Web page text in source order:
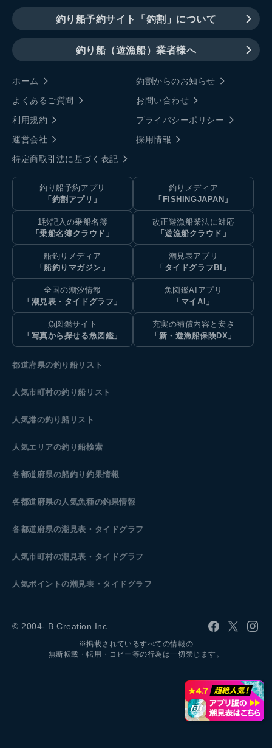
釣り船予約サイト「釣割」について
釣り船（遊漁船）業者様へ
ホーム
釣割からのお知らせ
よくあるご質問
お問い合わせ
利用規約
プライバシーポリシー
運営会社
採用情報
特定商取引法に基づく表記
釣り船予約アプリ
「釣割アプリ」
釣りメディア
「FISHINGJAPAN」
1秒記入の乗船名簿
「乗船名簿クラウド」
改正遊漁船業法に対応
「遊漁船クラウド」
船釣りメディア
「船釣りマガジン」
潮見表アプリ
「タイドグラフBI」
全国の潮汐情報
「潮見表・タイドグラフ」
魚図鑑AIアプリ
「マイAI」
魚図鑑サイト
「写真から探せる魚図鑑」
充実の補償内容と安さ
「新・遊漁船保険DX」
都道府県の釣り船リスト
人気市町村の釣り船リスト
人気港の釣り船リスト
人気エリアの釣り船検索
各都道府県の船釣り釣果情報
各都道府県の人気魚種の釣果情報
各都道府県の潮見表 ・タイドグラフ
人気市町村の潮見表・タイドグラフ
人気ポイントの潮見表・タイドグラフ
© 2004- B.Creation Inc.
※掲載されているすべての情報の
無断転載・転用・コピー等の行為は一切禁じます。